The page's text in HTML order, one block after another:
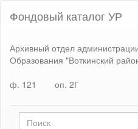
Фондовый каталог УР
Архивный отдел
Образования "Воткинский
ф. 121
оп. 2Г